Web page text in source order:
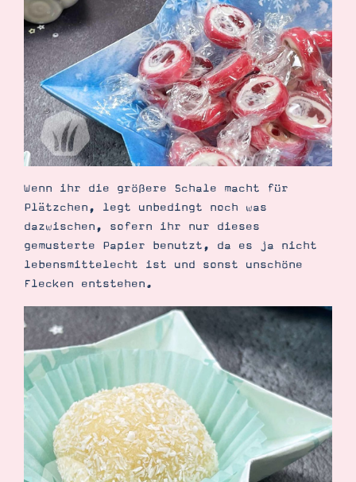
Suche Impressum Datenschutz
Wenn ihr die größere Schale macht für
Plätzchen, legt unbedingt noch was
dazwischen, sofern ihr nur dieses
gemusterte Papier benutzt, da es ja nicht
lebensmittelecht ist und sonst unschöne
Flecken entstehen.